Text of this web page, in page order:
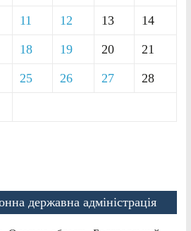
11 12 13 14
18 19 20 21
25 26 27 28
державна адміністрація